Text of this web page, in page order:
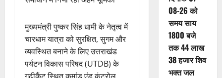
मुख्यमंत्री पुष्कर सिंह धामी के नेतृत्व में
चारधाम यात्रा को सुरक्षित, सुगम और
व्यवस्थित बनाने के लिए उत्तराखंड
पर्यटन विकास परिषद (UTDB) के
08-26 को
समय साय
1800 बजे
तक 44 लाख
38 हजार शिव
भक्त जल